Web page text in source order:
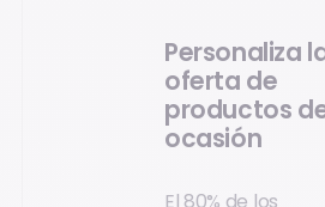
Personaliza
oferta de
productos
ocasión